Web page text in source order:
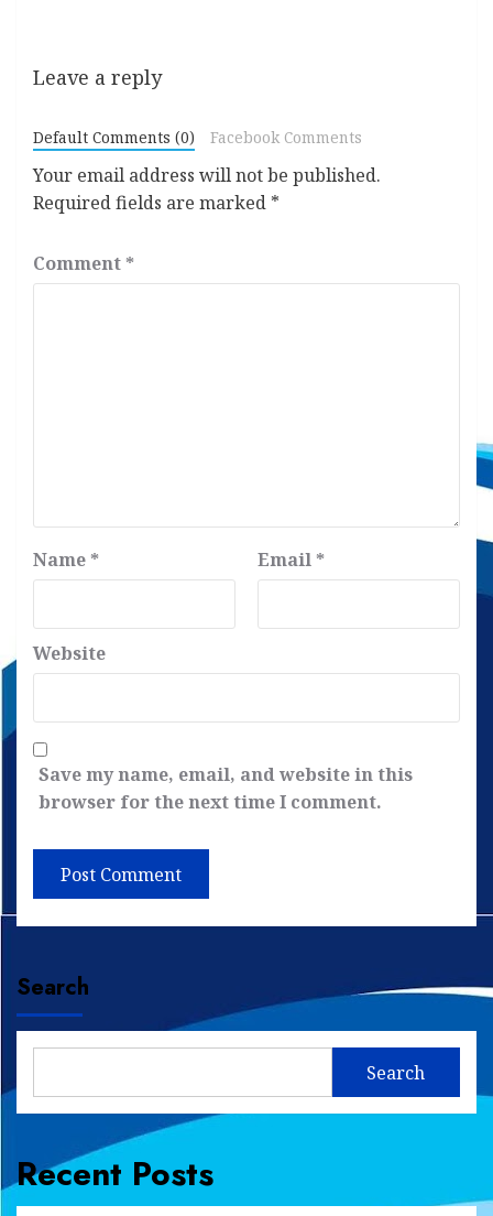
Leave a reply
Default Comments (0) Facebook Comments
Your email address will not be published.
Required fields are marked *
Comment *
Name * Email *
Website
Save my name, email, and website in this
browser for the next time I comment.
Search
Search
Recent Posts